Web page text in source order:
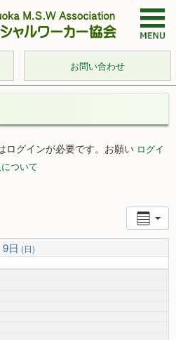
お問い合わせ
ログインが必要です。お願い ログイ
ついて
9日 (日)